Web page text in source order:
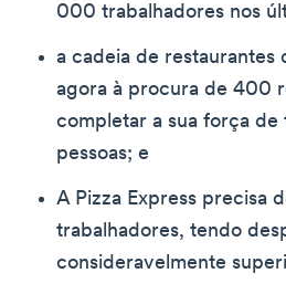
000 trabalhadores nos
a cadeia de restaurantes
agora à procura de 400
completar a sua força de
pessoas; e
A Pizza Express precisa
trabalhadores, tendo
consideravelmente